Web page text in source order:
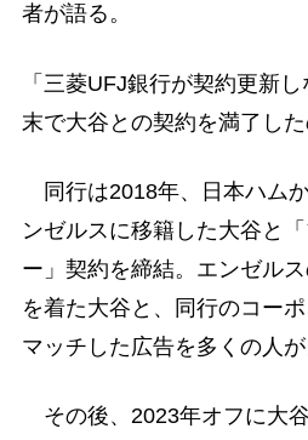
者が語る。
「三菱UFJ銀行が契約更新
末で大谷との契約を満了した
同行は2018年、日本ハム
ンゼルスに移籍した大谷と
ー」契約を締結。エンゼル
を着た大谷と、同行のコー
マッチした広告を多くの人が
その後、2023年オフに大